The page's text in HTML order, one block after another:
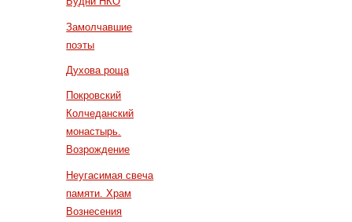
Замолчавшие
поэты
Духова роща
Покровский
Колчеданский
монастырь.
Возрождение
Неугасимая свеча
памяти. Храм
Вознесения